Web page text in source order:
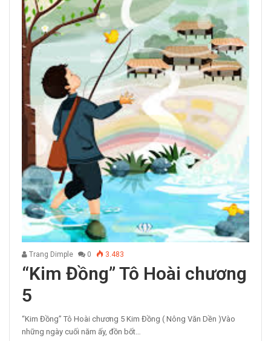
Trang Dimple 0 3.483
“Kim Đồng” Tô Hoài chương
5
“Kim Đồng” Tô Hoài chương 5 Kim Đồng ( Nông Văn Dền )Vào
những ngày cuối năm ấy, đồn bốt…